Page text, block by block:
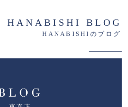
HANABISHI BLOG
HANABISHIのブログ